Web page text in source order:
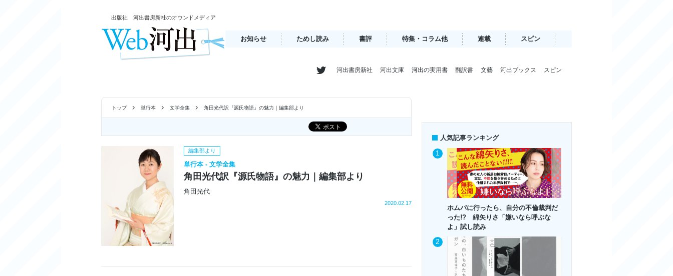
出版社 河出書房新社のオウンドメディア
お知らせ ためし読み 書評 特集・コラム他 連載 スピン
河出書房新社 河出文庫 河出の実用書 翻訳書 文藝 河出ブックス スピン
トップ 単行本 文学全集 角田光代訳『源氏物語』の魅力｜編集部より
編集部より
単行本 - 文学全集
角田光代訳『源氏物語』の魅力｜編集部より
角田光代
2020.02.17
人気記事ランキング
ホムパに行ったら、自分の不倫裁判だ
った!? 綿矢りさ「嫌いなら呼ぶな
よ」試し読み